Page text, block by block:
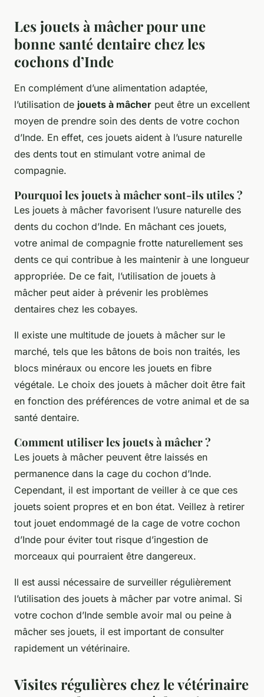
Les jouets à mâcher pour une
bonne santé dentaire chez les
cochons d’Inde
En complément d’une alimentation adaptée,
l’utilisation de jouets à mâcher peut être un excellent
moyen de prendre soin des dents de votre cochon
d’Inde. En effet, ces jouets aident à l’usure naturelle
des dents tout en stimulant votre animal de
compagnie.
Pourquoi les jouets à mâcher sont-ils utiles ?
Les jouets à mâcher favorisent l’usure naturelle des
dents du cochon d’Inde. En mâchant ces jouets,
votre animal de compagnie frotte naturellement ses
dents ce qui contribue à les maintenir à une longueur
appropriée. De ce fait, l’utilisation de jouets à
mâcher peut aider à prévenir les problèmes
dentaires chez les cobayes.
Il existe une multitude de jouets à mâcher sur le
marché, tels que les bâtons de bois non traités, les
blocs minéraux ou encore les jouets en fibre
végétale. Le choix des jouets à mâcher doit être fait
en fonction des préférences de votre animal et de sa
santé dentaire.
Comment utiliser les jouets à mâcher ?
Les jouets à mâcher peuvent être laissés en
permanence dans la cage du cochon d’Inde.
Cependant, il est important de veiller à ce que ces
jouets soient propres et en bon état. Veillez à retirer
tout jouet endommagé de la cage de votre cochon
d’Inde pour éviter tout risque d’ingestion de
morceaux qui pourraient être dangereux.
Il est aussi nécessaire de surveiller régulièrement
l’utilisation des jouets à mâcher par votre animal. Si
votre cochon d’Inde semble avoir mal ou peine à
mâcher ses jouets, il est important de consulter
rapidement un vétérinaire.
Visites régulières chez le vétérinaire